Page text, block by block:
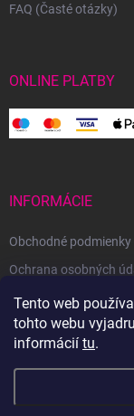
Tento web
tohto webu
informácií tu.
FAQ (Časté otázky)
ONLINE PLATBY
INFORMÁCIE
Obchodné podmienky
Ochrana osobných
Reklamačný poriadok
Odstúpenie od zmluvy